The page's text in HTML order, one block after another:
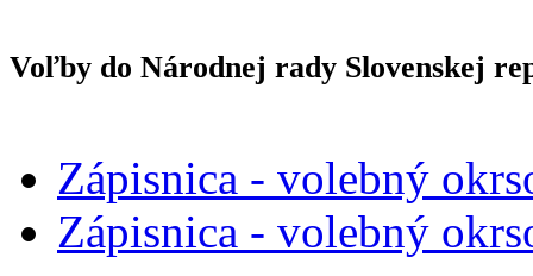
Voľby do Národnej rady Slovenskej
Zápisnica - volebný
Zápisnica - volebný